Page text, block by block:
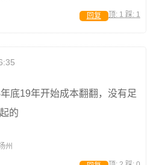
顶: 1 踩: 1
回复
底19年开始成本翻翻，没有足
的
州